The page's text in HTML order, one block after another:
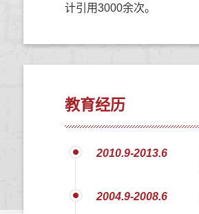
计引用3000余次。
教育经历
2010.9-2013.6
2004.9-2008.6